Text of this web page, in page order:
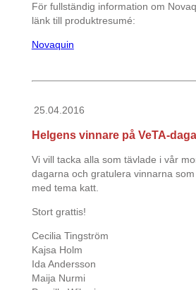
För fullständig information om
länk till produktresumé:
Novaquin
25.04.2016
Helgens vinnare på VeTA-
Vi vill tacka alla som tävlade i vår
dagarna och gratulera vinnarna
med tema katt.
Stort grattis!
Cecilia Tingström
Kajsa Holm
Ida Andersson
Maija Nurmi